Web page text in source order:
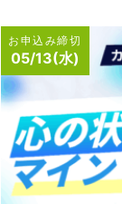
お申込み締切
05/13(水)